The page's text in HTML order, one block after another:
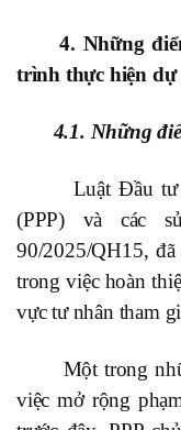
4. Những
trình thực hiện dự
4.1. Những
Luật Đầu tư
(PPP) và các
90/2025/QH15,
trong việc hoàn
vực tư nhân tham
Một trong
việc mở rộng